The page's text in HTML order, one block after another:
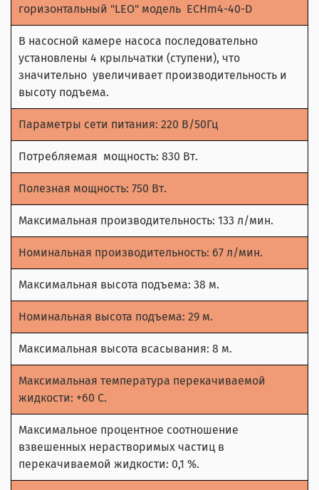
горизонтальный "LEO" модель ECHm4-40-D
В насосной камере насоса последовательно
установлены 4 крыльчатки (ступени), что
значительно увеличивает производительность и
высоту подъема.
Параметры сети питания: 220 В/50Гц
Потребляемая мощность: 830 Вт.
Полезная мощность: 750 Вт.
Максимальная производительность: 133 л/мин.
Номинальная производительность: 67 л/мин.
Максимальная высота подъема: 38 м.
Номинальная высота подъема: 29 м.
Максимальная высота всасывания: 8 м.
Максимальная температура перекачиваемой
жидкости: +60 С.
Максимальное процентное соотношение
взвешенных нерастворимых частиц в
перекачиваемой жидкости: 0,1 %.